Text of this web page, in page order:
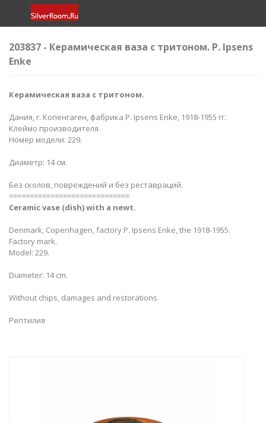
203837 - Керамическая ваза с тритоном. P. Ipsens
Enke
Керамическая ваза с тритоном.
Дания, г. Копенгаген, фабрика P. Ipsens Enke, 1918-1955 гг.
Клеймо производителя.
Номер модели: 229.
Диаметр: 14 см.
Без сколов, повреждений и без реставраций.
=============================
Ceramic vase (dish) with a newt​.
Denmark, Copenhagen, factory P. Ipsens Enke, the 1918-1955.
Factory mark.
Model: 229.
Diameter: 14 cm.
Without chips, damages and restorations.
Рептилия